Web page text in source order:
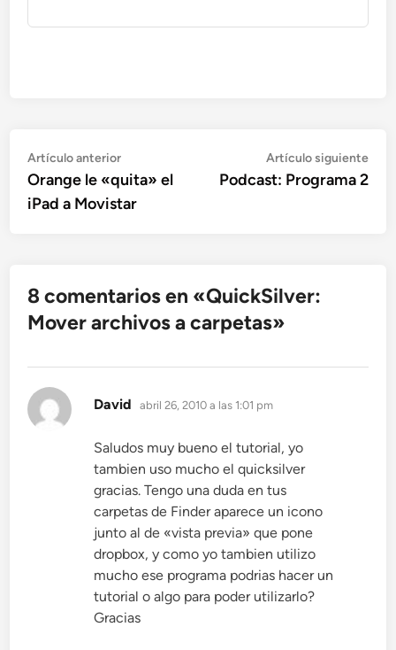
Navegación
de
entradas
Artículo anteriorArtículo
anterior:
Orange le «quita» el
iPad a Movistar
Artículo siguiente
Podcast: Programa 2
8 comentarios en «QuickSilver:
Mover archivos a carpetas»
David dice:
abril 26, 2010 a las 1:01 pm
Saludos muy bueno el tutorial, yo
tambien uso mucho el quicksilver
gracias. Tengo una duda en tus
carpetas de Finder aparece un icono
junto al de «vista previa» que pone
dropbox, y como yo tambien utilizo
mucho ese programa podrias hacer un
tutorial o algo para poder utilizarlo?
Gracias